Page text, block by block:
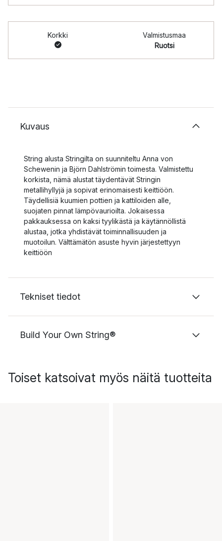
Korkki
Valmistusmaa
Ruotsi
Kuvaus
String alusta Stringilta on suunniteltu Anna von
Schewenin ja Björn Dahlströmin toimesta. Valmistettu
korkista, nämä alustat täydentävät Stringin
metallihyllyjä ja sopivat erinomaisesti keittiöön.
Täydellisiä kuumien pottien ja kattiloiden alle,
suojaten pinnat lämpövaurioilta. Jokaisessa
pakkauksessa on kaksi tyylikästä ja käytännöllistä
alustaa, jotka yhdistävät toiminnallisuuden ja
muotoilun. Välttämätön asuste hyvin järjestettyyn
keittiöön
Tekniset tiedot
Build Your Own String®
Toiset katsoivat myös näitä tuotteita